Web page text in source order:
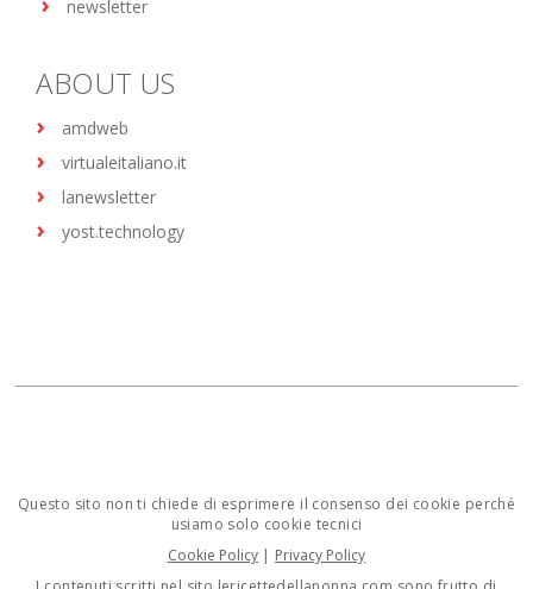
newsletter
ABOUT US
amdweb
virtualeitaliano.it
lanewsletter
yost.technology
Questo sito non ti chiede di esprimere il consenso dei cookie perché
usiamo solo cookie tecnici
Cookie Policy| Privacy Policy